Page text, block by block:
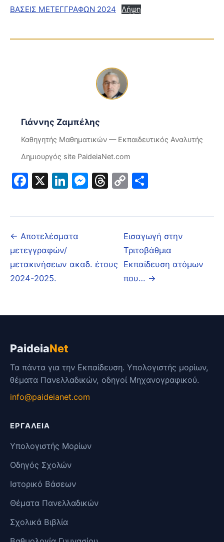
ΒΑΣΕΙΣ ΜΕΤΕΓΓΡΑΦΩΝ 2024 Λήψη
Γιάννης Ζαμπέλης
Καθηγητής Μαθηματικών — Εκπαιδευτικός Αναλυτής
Δημιουργός site PaideiaNet.com
Facebook
X LinkedIn
Messenger
Threads
Copy
← Αποτελέσματα
μετεγγραφών/
μετακινήσεων ακαδ. έτους
2024-2025.
Εισαγωγή στην
Τριτοβάθμια
Εκπαίδευση ατόμων
που… →
PaideiaNet
Τα πάντα για την Εκπαίδευση. Υπολογιστής μορίων,
θέματα Πανελλαδικών, οδηγοί Μηχανογραφικού.
info@paideianet.com
ΕΡΓΑΛΕΊΑ
Υπολογιστής Μορίων
Οδηγός Σχολών
Ιστορικό Βάσεων
Θέματα Πανελλαδικών
Σχολικά Βιβλία